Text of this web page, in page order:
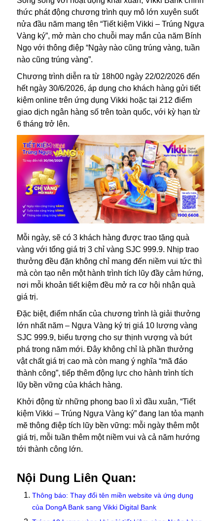
thức phát động chương trình quy mô lớn xuyên suốt
nửa đầu năm mang tên “Tiết kiệm Vikki – Trúng Ngựa
Vàng ký”, mở màn cho chuỗi may mắn của năm Bính
Ngọ với thông điệp “Ngày nào cũng trúng vàng, tuần
nào cũng trúng vàng”.
Chương trình diễn ra từ 18h00 ngày 22/02/2026 đến
hết ngày 30/6/2026, áp dụng cho khách hàng gửi tiết
kiệm online trên ứng dụng Vikki hoặc tại 212 điểm
giao dịch ngân hàng số trên toàn quốc, với kỳ hạn từ
6 tháng trở lên.
Mỗi ngày, sẽ có 3 khách hàng được trao tặng quà
vàng với tổng giá trị 3 chỉ vàng SJC 999.9. Nhịp trao
thưởng đều đặn không chỉ mang đến niềm vui tức thì
mà còn tạo nên một hành trình tích lũy đầy cảm hứng,
nơi mỗi khoản tiết kiệm đều mở ra cơ hội nhận quà
giá trị.
Đặc biệt, điểm nhấn của chương trình là giải thưởng
lớn nhất năm – Ngựa Vàng ký trị giá 10 lượng vàng
SJC 999.9, biểu tượng cho sự thịnh vượng và bứt
phá trong năm mới. Đây không chỉ là phần thưởng
vật chất giá trị cao mà còn mang ý nghĩa “mã đáo
thành công”, tiếp thêm động lực cho hành trình tích
lũy bền vững của khách hàng.
Khởi động từ những phong bao lì xì đầu xuân, “Tiết
kiệm Vikki – Trúng Ngựa Vàng ký” đang lan tỏa mạnh
mẽ thông điệp tích lũy bền vững: mỗi ngày thêm một
giá trị, mỗi tuần thêm một niềm vui và cả năm hướng
tới thành công lớn.
Nội Dung Liên Quan:
Thông báo: Thay đổi tên miền website và ứng dụng
của DongA Bank sang Vikki Digital Bank